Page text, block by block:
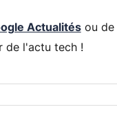
Actualitésou de
de l'actu tech !